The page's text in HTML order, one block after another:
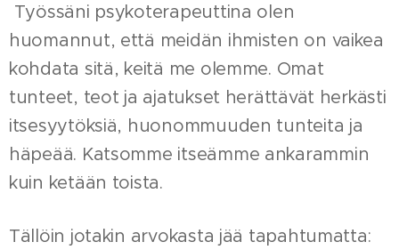
Työssäni psykoterapeuttina olen
huomannut, että meidän ihmisten on vaikea
kohdata sitä, keitä me olemme. Omat
tunteet, teot ja ajatukset herättävät herkästi
itsesyytöksiä, huonommuuden tunteita ja
häpeää. Katsomme itseämme ankarammin
kuin ketään toista.
Tällöin jotakin arvokasta jää tapahtumatta: